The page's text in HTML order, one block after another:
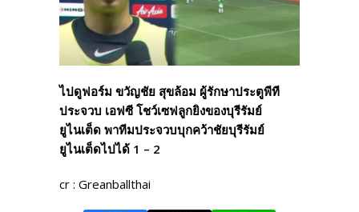
ไปดูฟอร์ม ขวัญชัย สุขล้อม ผู้รักษาประตูพีที
ประจวบ เอฟซี โชว์เซฟลูกยิงของบุรีรัมย์
ยูไนเต็ด พาทีมประจวบบุกคว้าชัยบุรีรัมย์
ยูไนเต็ดไปได้ 1 – 2
cr : Greanballthai